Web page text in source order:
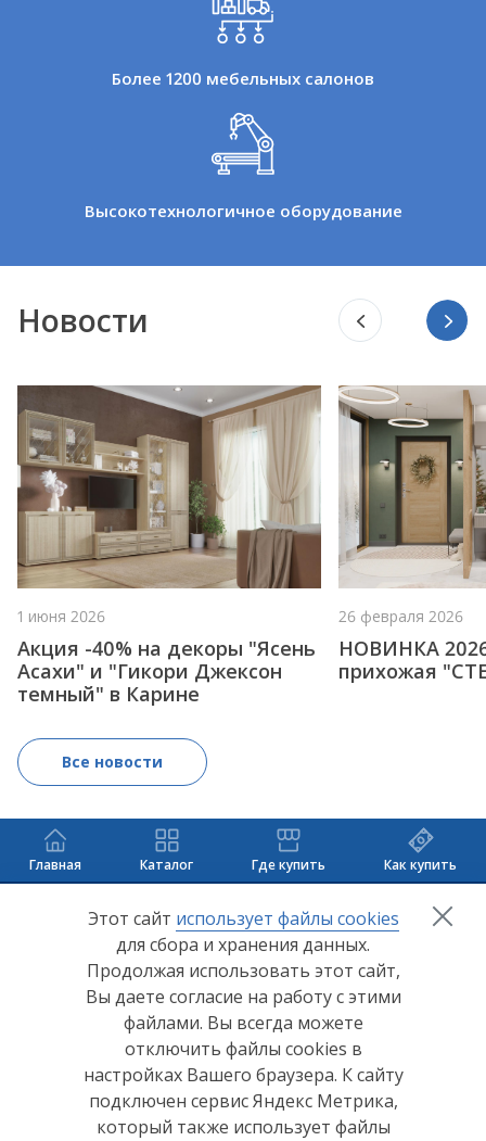
Более 1200 мебельных салонов
Высокотехнологичное оборудование
Новости
1 июня 2026
Акция -40% на декоры "Ясень
Асахи" и "Гикори Джексон
темный" в Карине
26 февраля 2026
НОВИНКА
прихожая
Все новости
Главная Каталог Где купить Как купить
+7 (8412) 65-33-00
info@lerom.ru
Согласие на обработку персональных данных
Политика конфиденциальности
Согласие на обработку персональных данных Яндекс
Этот сайт использует файлы cookies
для сбора и хранения данных.
Продолжая использовать этот сайт,
Вы даете согласие на работу с этими
файлами. Вы всегда можете
отключить файлы cookies в
настройках Вашего браузера. К сайту
подключен сервис Яндекс Метрика,
который также использует файлы